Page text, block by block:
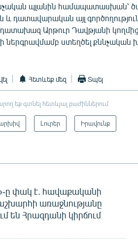
պլանին համապատասխան՝
և դատավարական այլ
Արթուր Դավթյանի
ներգրավմամբ ստեղծել քննչական
Հետևեք մեզ Տպել
եք գտնել հետևյալ բաժիններում
Լուրեր Իրավունք
ը փակ է. հավաքականի
առաջնությանը
են Հրազդանի կիրճում